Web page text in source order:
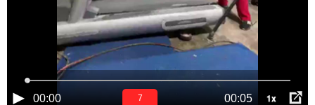
00:00 00:05 1x
6